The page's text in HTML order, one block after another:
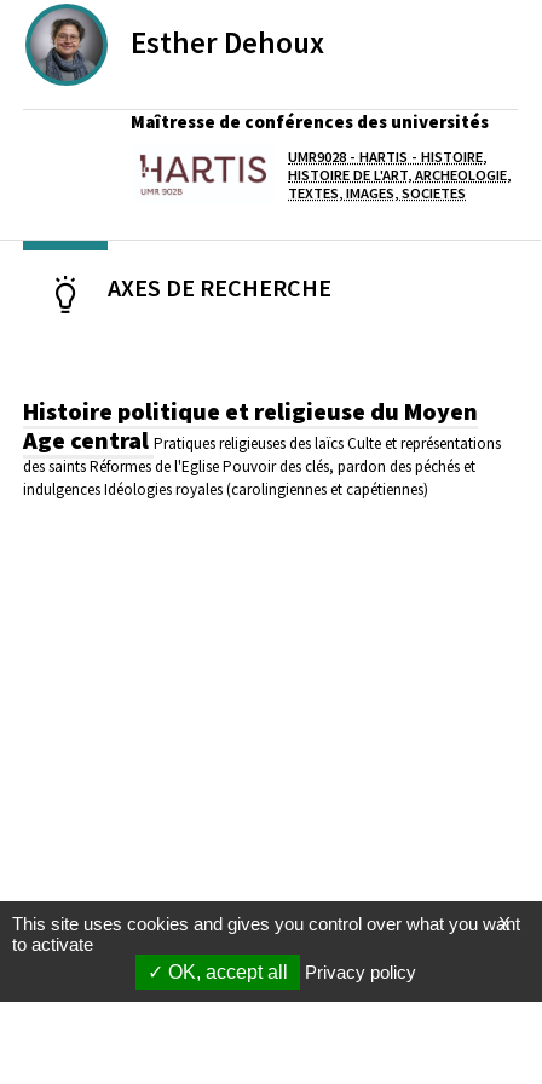
Esther Dehoux
Maîtresse de conférences des universités
Laboratoire / équipe
UMR9028 - HARTIS - HISTOIRE,
HISTOIRE DE L'ART, ARCHEOLOGIE,
TEXTES, IMAGES, SOCIETES
AXES DE RECHERCHE
Histoire politique et religieuse du Moyen
Age central Pratiques religieuses des laïcsCulte et représentations
des saintsRéformes de l'EglisePouvoir des clés, pardon des péchés et
indulgencesIdéologies royales (carolingiennes et capétiennes)
X
This site uses cookies and gives you control over what you want
to activate
OK, accept all
Privacy policy